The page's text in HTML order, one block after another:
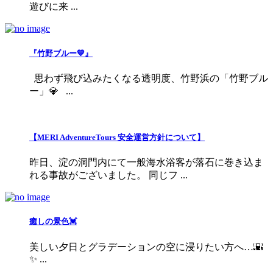
遊びに来 ...
『竹野ブルー💙』
思わず飛び込みたくなる透明度、竹野浜の「竹野ブル
ー」💎 ...
【MERI AdventureTours 安全運営方針について】
昨日、淀の洞門内にて一般海水浴客が落石に巻き込ま
れる事故がございました。 同じフ ...
癒しの景色💓
美しい夕日とグラデーションの空に浸りたい方へ…🌇
✨ ...